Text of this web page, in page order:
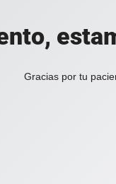
Gracias por tu